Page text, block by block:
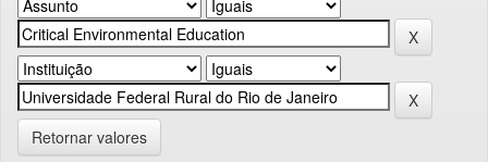
Retornar valores